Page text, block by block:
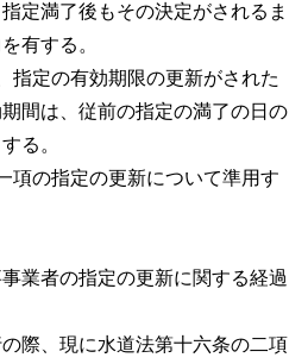
定満了後もその決定がされるま
有する。
定の有効期限の更新がされた
間は、従前の指定の満了の日の
る。
の指定の更新について準用す
業者の指定の更新に関する経過
際、現に水道法第十六条の二項